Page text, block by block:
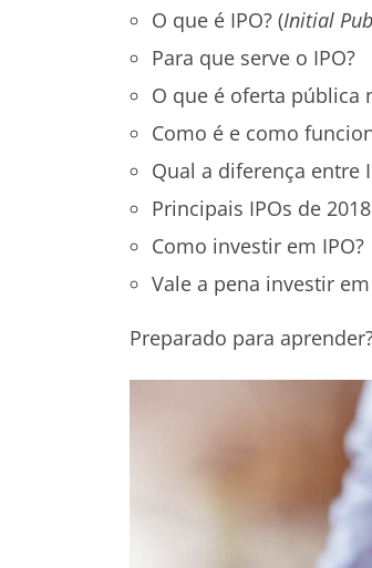
O que é IPO? (Initial
Para que serve o IPO?
O que é oferta pública
Como é e como
Qual a diferença entre
Principais IPOs de
Como investir em IPO?
Vale a pena investir em
Preparado para